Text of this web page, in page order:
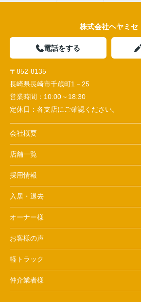
株式会社ヘヤミセ
電話をする
〒852-8135
長崎県長崎市千歳町1－25
営業時間： 10:00～18:30
定休日： 各支店にご確認ください。
会社概要
店舗一覧
採用情報
入居・退去
オーナー様
お客様の声
軽トラック
仲介業者様